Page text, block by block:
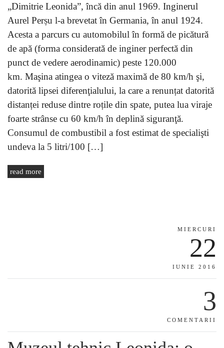
„Dimitrie Leonida”, încă din anul 1969. Inginerul
Aurel Perșu l-a brevetat în Germania, în anul 1924.
Acesta a parcurs cu automobilul în formă de picătură
de apă (forma considerată de inginer perfectă din
punct de vedere aerodinamic) peste 120.000
km. Maşina atingea o viteză maximă de 80 km/h şi,
datorită lipsei diferenţialului, la care a renunțat datorită
distanței reduse dintre roțile din spate, putea lua viraje
foarte strânse cu 60 km/h în deplină siguranţă.
Consumul de combustibil a fost estimat de specialişti
undeva la 5 litri/100 […]
read more
MIERCURI
22
IUNIE 2016
3
COMENTARII